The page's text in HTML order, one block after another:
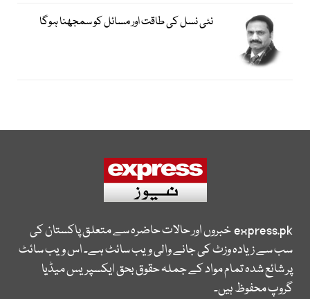
نئی نسل کی طاقت اور مسائل کو سمجھنا ہوگا
express.pkخبروں اور حالات حاضرہ سے متعلق پاکستان کی
سب سے زیادہ وزٹ کی جانے والی ویب سائٹ ہے۔ اس ویب سائٹ
پر شائع شدہ تمام مواد کے جملہ حقوق بحق ایکسپریس میڈیا
گروپ محفوظ ہیں۔